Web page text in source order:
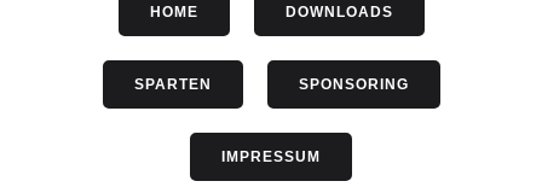
HOME DOWNLOADS
SPARTEN SPONSORING
IMPRESSUM